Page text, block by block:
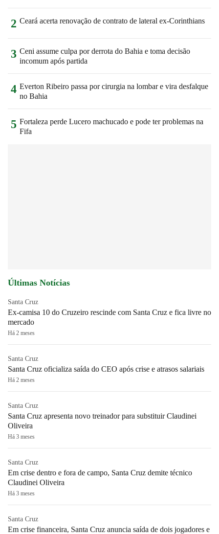
2 Ceará acerta renovação de contrato de lateral ex-Corinthians
3 Ceni assume culpa por derrota do Bahia e toma decisão
incomum após partida
4 Everton Ribeiro passa por cirurgia na lombar e vira desfalque
no Bahia
5 Fortaleza perde Lucero machucado e pode ter problemas na
Fifa
Últimas Notícias
Santa Cruz
Ex-camisa 10 do Cruzeiro rescinde com Santa Cruz e fica livre no
mercado
Há 2 meses
Santa Cruz
Santa Cruz oficializa saída do CEO após crise e atrasos salariais
Há 2 meses
Santa Cruz
Santa Cruz apresenta novo treinador para substituir Claudinei
Oliveira
Há 3 meses
Santa Cruz
Em crise dentro e fora de campo, Santa Cruz demite técnico
Claudinei Oliveira
Há 3 meses
Santa Cruz
Em crise financeira, Santa Cruz anuncia saída de dois jogadores e